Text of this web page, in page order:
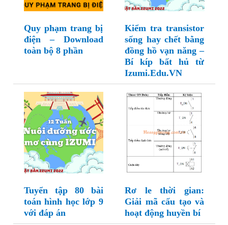
Quy phạm trang bị
điện – Download
toàn bộ 8 phần
Kiểm tra transistor
sống hay chết bằng
đồng hồ vạn năng –
Bí kíp bất hủ từ
Izumi.Edu.VN
Tuyển tập 80 bài
toán hình học lớp 9
với đáp án
Rơ le thời gian:
Giải mã cấu tạo và
hoạt động huyền bí